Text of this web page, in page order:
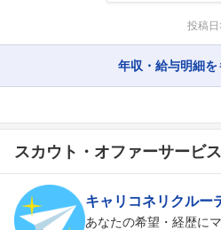
投稿日:
年収・給与明細
スカウト・オファーサービス
キャリコネリクルー
あなたの希望・経歴に